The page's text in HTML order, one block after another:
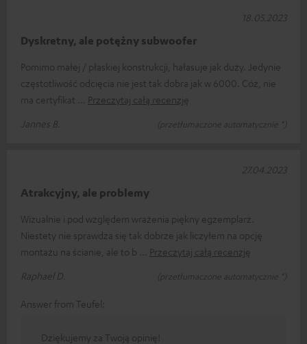
Dyskretny, ale potężny subwoofer
Pomimo małej / płaskiej konstrukcji, hałasuje jak duży. Jedynie
częstotliwość odcięcia nie jest tak dobra jak w 6000. Cóż, nie
ma certyfikat
Przeczytaj całą recenzję
Jannes B.
(przetłumaczone automatycznie *)
18.05.2023
Atrakcyjny, ale problemy
Wizualnie i pod względem wrażenia piękny egzemplarz.
Niestety nie sprawdza się tak dobrze jak liczyłem na opcję
montażu na ścianie, ale to b
Przeczytaj całą recenzję
Raphael D.
(przetłumaczone automatycznie *)
27.04.2023
Answer from Teufel:
Dziękujemy za Twoją opinię!